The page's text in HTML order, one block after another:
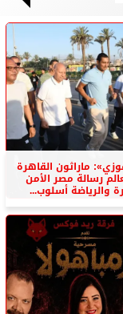
ماراثون القاهرة
رسالة مصر الأمن
والرياضة أسلوب...